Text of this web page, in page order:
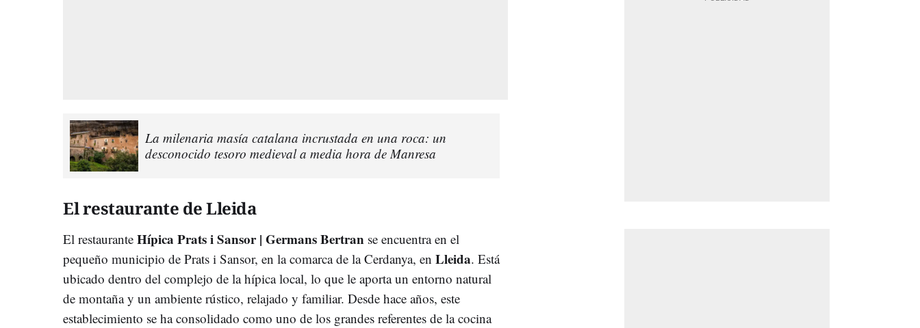
La milenaria masía catalana incrustada en una roca: un
desconocido tesoro medieval a media hora de Manresa
El restaurante de Lleida
El restaurante Hípica Prats i Sansor | Germans Bertran se encuentra en el
pequeño municipio de Prats i Sansor, en la comarca de la Cerdanya, en Lleida. Está
ubicado dentro del complejo de la hípica local, lo que le aporta un entorno natural
de montaña y un ambiente rústico, relajado y familiar. Desde hace años, este
establecimiento se ha consolidado como uno de los grandes referentes de la cocina